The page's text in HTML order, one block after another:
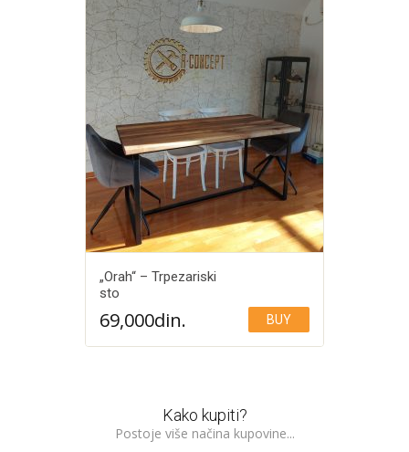
„Orah“ – Trpezariski
sto
69,000din. BUY
Kako kupiti?
Postoje više načina kupovine...